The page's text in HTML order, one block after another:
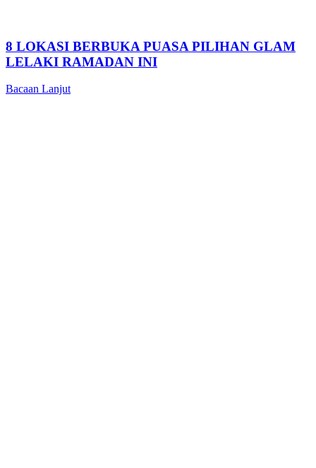
8 LOKASI BERBUKA PUASA PILIHAN GLAM
LELAKI RAMADAN INI
Bacaan Lanjut